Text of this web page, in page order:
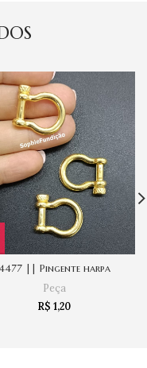
4477 || Pingente harpa
Peça
R$ 1,20